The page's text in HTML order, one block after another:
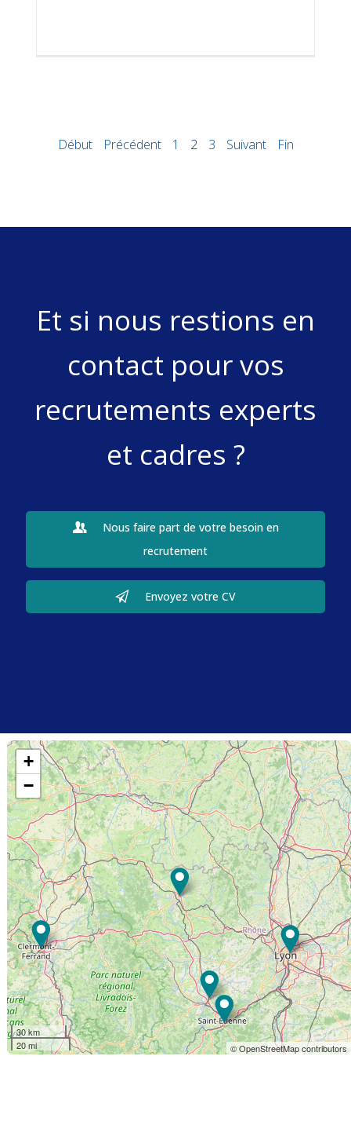
Début Précédent 1 2 3 Suivant Fin
Et si nous restions en
contact pour vos
recrutements experts
et cadres ?
Nous faire part de votre besoin en
recrutement
Envoyez votre CV
+
−
30 km
20 mi
© OpenStreetMap contributors